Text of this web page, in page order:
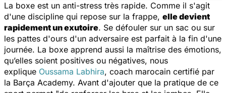
La boxe est un anti-stress très rapide. Comme il s'agit
d'une discipline qui repose sur la frappe, elle devient
rapidement un exutoire. Se défouler sur un sac ou sur
les pattes d'ours d'un adversaire est parfait à la fin d'une
journée. La boxe apprend aussi la maîtrise des émotions,
qu’elles soient positives ou négatives, nous
explique Oussama Labhira, coach marocain certifié par
la Barça Academy. Avant d'ajouter que la pratique de ce